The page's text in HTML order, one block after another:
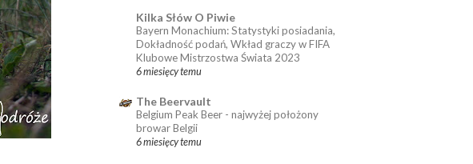
Kilka Słów O Piwie
Bayern Monachium: Statystyki posiadania,
Dokładność podań, Wkład graczy w FIFA
Klubowe Mistrzostwa Świata 2023
6 miesięcy temu
The Beervault
Belgium Peak Beer - najwyżej położony
browar Belgii
6 miesięcy temu